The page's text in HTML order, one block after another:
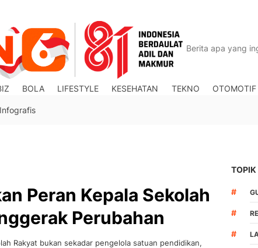
BOLA LIFESTYLE KESEHATAN TEKNO OTOMOTIF
Infografis
Peran Kepala Sekolah
Perubahan
Rakyat bukan sekadar pengelola satuan pendidikan,
TOPIK
#
#
#